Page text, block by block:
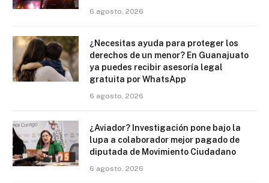
6 agosto, 2026
¿Necesitas ayuda para proteger los
derechos de un menor? En Guanajuato
ya puedes recibir asesoría legal
gratuita por WhatsApp
6 agosto, 2026
¿Aviador? Investigación pone bajo la
lupa a colaborador mejor pagado de
diputada de Movimiento Ciudadano
6 agosto, 2026